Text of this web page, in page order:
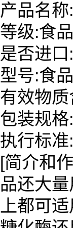
产品名
等级:食
是否进口
型号:食
有效物
包装规格
执行标准
[简介和
品还大
上都可适